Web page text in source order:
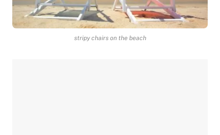
stripy chairs on the beach